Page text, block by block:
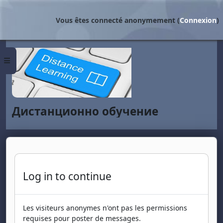
Panneau latéral
Vous êtes connecté anonymement (Connexion)
Дистанционно обучение
Log in to continue
Les visiteurs anonymes n'ont pas les permissions
requises pour poster de messages.